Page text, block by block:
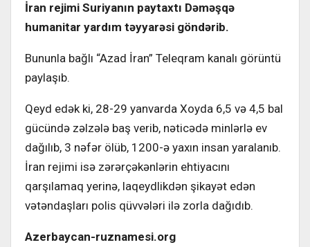
İran rejimi Suriyanın paytaxtı Dəməşqə
humanitar yardım təyyarəsi göndərib.
Bununla bağlı “Azad İran” Teleqram kanalı görüntü
paylaşıb.
Qeyd edək ki, 28-29 yanvarda Xoyda 6,5 və 4,5 bal
gücündə zəlzələ baş verib, nəticədə minlərlə ev
dağılıb, 3 nəfər ölüb, 1200-ə yaxın insan yaralanıb.
İran rejimi isə zərərçəkənlərin ehtiyacını
qarşılamaq yerinə, laqeydlikdən şikayət edən
vətəndaşları polis qüvvələri ilə zorla dağıdıb.
Azerbaycan-ruznamesi.org